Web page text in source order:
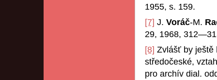
1955, s. 159.
[7] J. Voráč-M.
29, 1968,
[8] Zvlášť by ještě
středočeské,
pro archív dial.